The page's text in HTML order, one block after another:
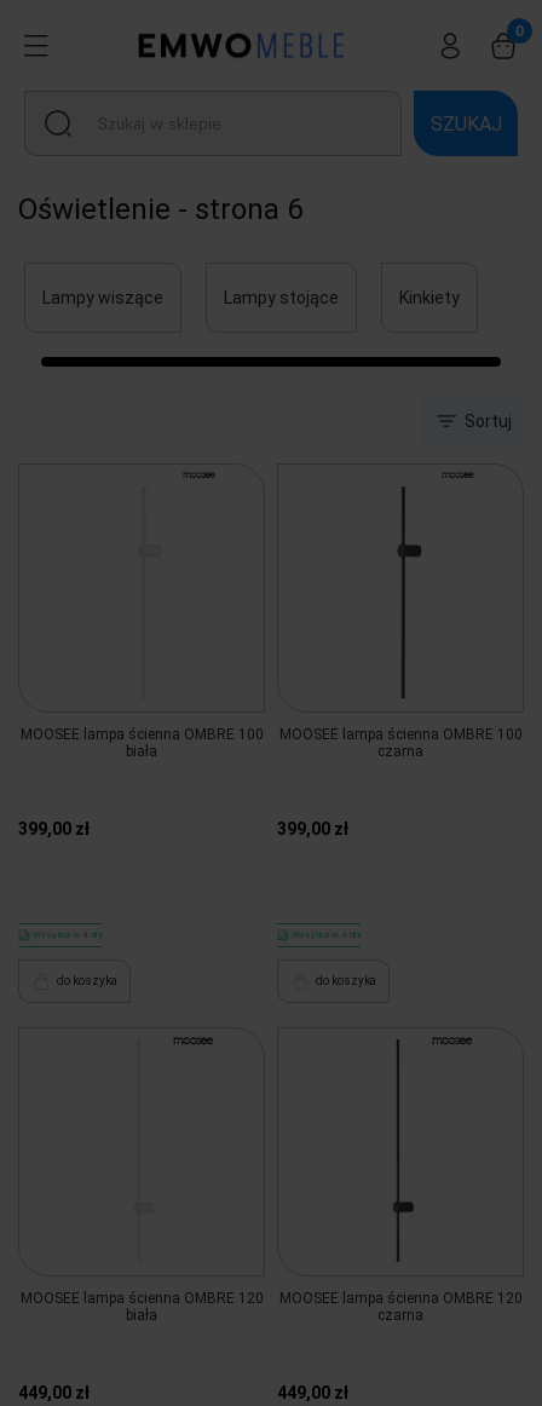
SZUKAJ
Oświetlenie - strona 6
Lampy wiszące Lampy stojące Kinkiety
Sortuj
MOOSEE lampa ścienna OMBRE 100
biała
399,00 zł
Wysyłka w 4 dni
do koszyka
MOOSEE lampa ścienna OMBRE 100
czarna
399,00 zł
Wysyłka w 4 dni
do koszyka
MOOSEE lampa ścienna OMBRE 120
biała
449,00 zł
MOOSEE lampa ścienna OMBRE 120
czarna
449,00 zł